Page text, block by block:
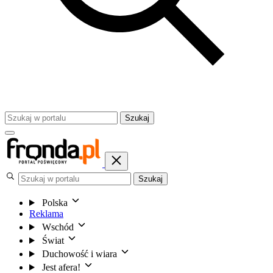
Szukaj
Szukaj
Polska
Reklama
Wschód
Świat
Duchowość i wiara
Jest afera!